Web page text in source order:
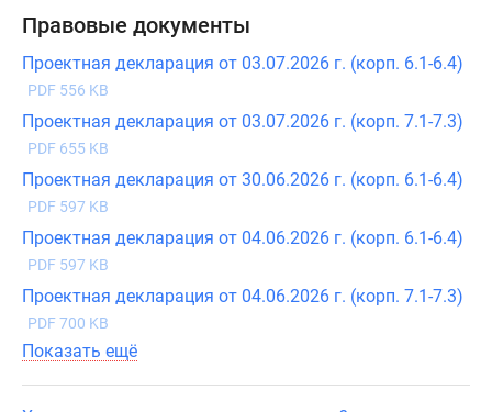
Правовые документы
Проектная декларация от 03.07.2026 г. (корп. 6.1-6.4)
PDF 556 KB
Проектная декларация от 03.07.2026 г. (корп. 7.1-7.3)
PDF 655 KB
Проектная декларация от 30.06.2026 г. (корп. 6.1-6.4)
PDF 597 KB
Проектная декларация от 04.06.2026 г. (корп. 6.1-6.4)
PDF 597 KB
Проектная декларация от 04.06.2026 г. (корп. 7.1-7.3)
PDF 700 KB
Показать ещё